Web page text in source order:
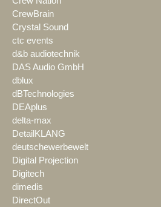
CrewBrain
Crystal Sound
ctc events
d&b audiotechnik
DAS Audio GmbH
dblux
dBTechnologies
DEAplus
delta-max
DetailKLANG
deutschewerbewelt
Digital Projection
Digitech
dimedis
DirectOut